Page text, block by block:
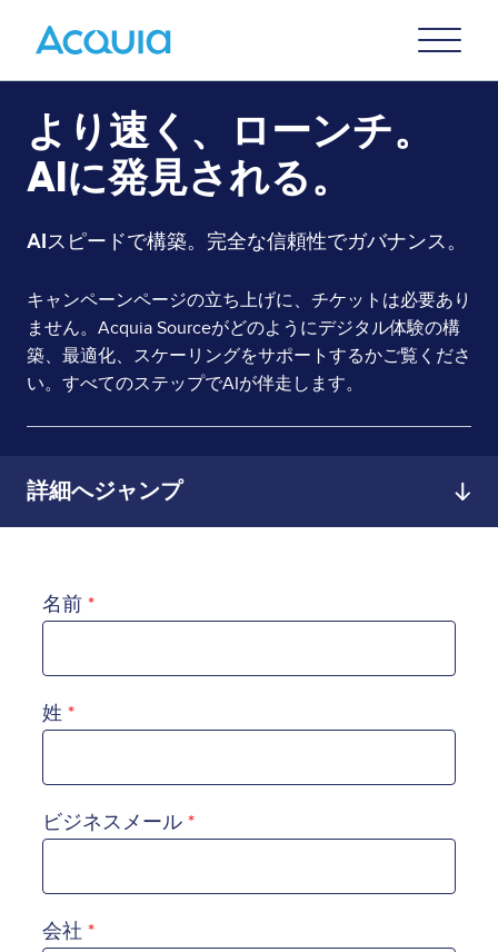
Menu
より速く、ローンチ。
AIに発見される。
AIスピードで構築。完全な信頼性でガバナンス。
キャンペーンページの立ち上げに、チケットは必要あり
ません。Acquia Sourceがどのようにデジタル体験の構
築、最適化、スケーリングをサポートするかご覧くださ
い。すべてのステップでAIが伴走します。
詳細へジャンプ
名前
姓
ビジネスメール
会社